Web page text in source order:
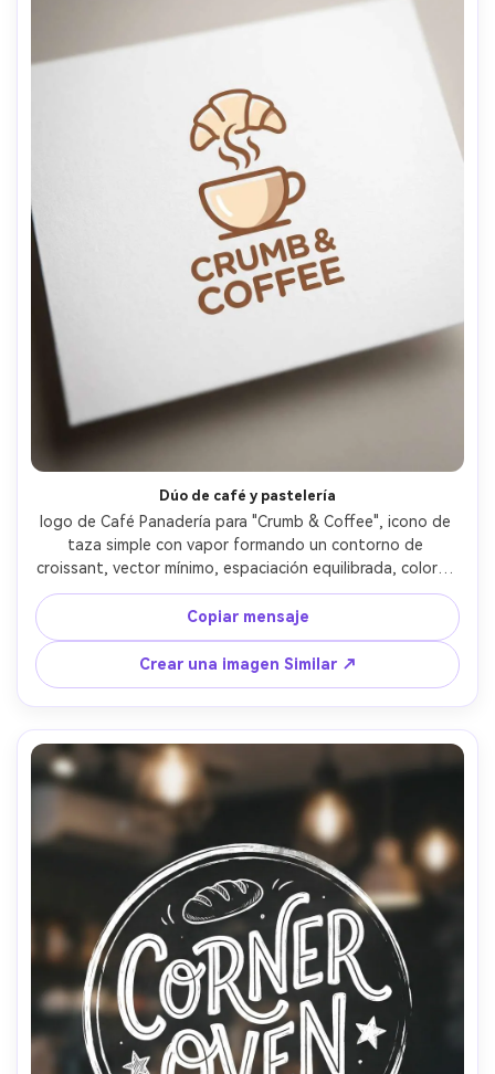
Dúo de café y pastelería
logo de Café Panadería para "Crumb & Coffee", icono de
taza simple con vapor formando un contorno de
croissant, vector mínimo, espaciación equilibrada, colores
cálidos marrón y crema, fuente redondeada moderna
sans, diseño gráfico plano limpio, centrado en blanco,
lente de 85 mm, profundidad de campo poco profunda,
iluminación cinematográfica suave- -ar 4:5
Copiar mensaje
Crear una imagen Similar ↗